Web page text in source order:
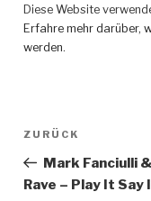
Diese Website
Erfahre mehr darüber,
werden.
Vorheriger
ZURÜCK
Mark Fanciulli
Rave – Play It Say